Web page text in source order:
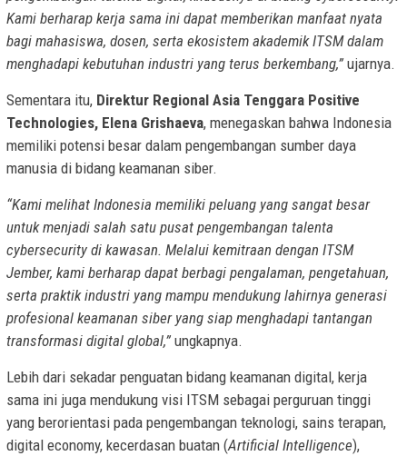
Kami berharap kerja sama ini dapat memberikan manfaat nyata
bagi mahasiswa, dosen, serta ekosistem akademik ITSM dalam
menghadapi kebutuhan industri yang terus berkembang,” ujarnya.
Sementara itu, Direktur Regional Asia Tenggara Positive
Technologies, Elena Grishaeva, menegaskan bahwa Indonesia
memiliki potensi besar dalam pengembangan sumber daya
manusia di bidang keamanan siber.
“Kami melihat Indonesia memiliki peluang yang sangat besar
untuk menjadi salah satu pusat pengembangan talenta
cybersecurity di kawasan. Melalui kemitraan dengan ITSM
Jember, kami berharap dapat berbagi pengalaman, pengetahuan,
serta praktik industri yang mampu mendukung lahirnya generasi
profesional keamanan siber yang siap menghadapi tantangan
transformasi digital global,” ungkapnya.
Lebih dari sekadar penguatan bidang keamanan digital, kerja
sama ini juga mendukung visi ITSM sebagai perguruan tinggi
yang berorientasi pada pengembangan teknologi, sains terapan,
digital economy, kecerdasan buatan (Artificial Intelligence),